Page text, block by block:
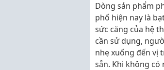
Dòng sản phẩm
phố hiện nay là
sức căng của hệ
cần sử dụng,
nhẹ xuống đến vị
sẵn. Khi không có